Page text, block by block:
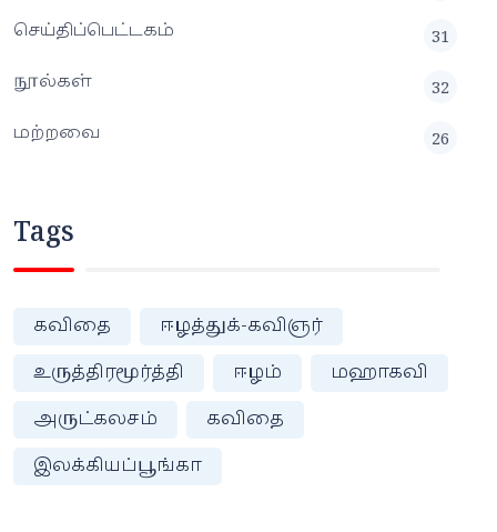
செய்திப்பெட்டகம்
31
நூல்கள்
32
மற்றவை
26
Tags
கவிதை
ஈழத்துக்-கவிஞர்
உருத்திரமூர்த்தி
ஈழம்
மஹாகவி
அருட்கலசம்
கவிதை
இலக்கியப்பூங்கா